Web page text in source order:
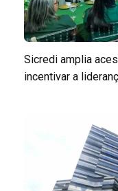
Sicredi amplia
incentivar a